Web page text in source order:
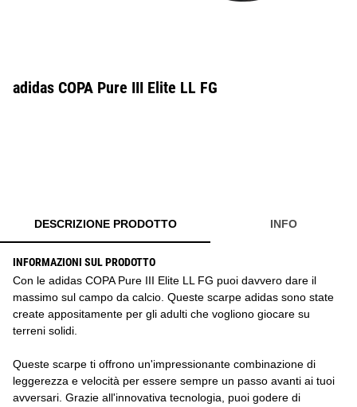
adidas COPA Pure III Elite LL FG
DESCRIZIONE PRODOTTO INFO
INFORMAZIONI SUL PRODOTTO
Con le adidas COPA Pure III Elite LL FG puoi davvero dare il
massimo sul campo da calcio. Queste scarpe adidas sono state
create appositamente per gli adulti che vogliono giocare su
terreni solidi.
Queste scarpe ti offrono un'impressionante combinazione di
leggerezza e velocità per essere sempre un passo avanti ai tuoi
avversari. Grazie all'innovativa tecnologia, puoi godere di